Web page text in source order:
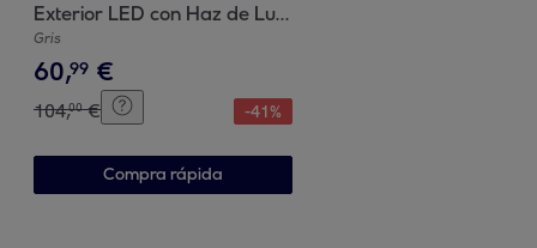
Exterior LED con Haz de Luz
Modulable IP54 5,2W 3000K
244Lm Gris Urbano
Gris
60,99 €
104,00 € -41%
Compra rápida